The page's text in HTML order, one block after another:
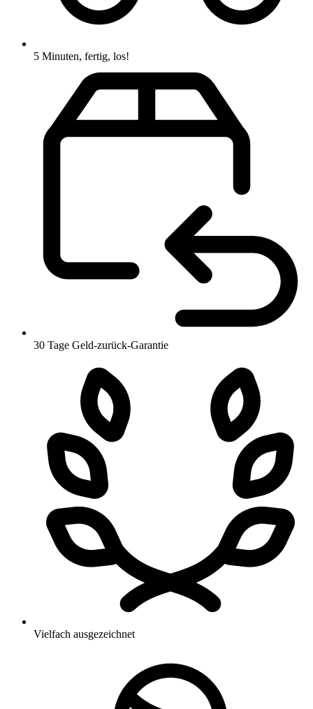
5 Minuten, fertig, los!
30 Tage Geld-zurück-Garantie
Vielfach ausgezeichnet